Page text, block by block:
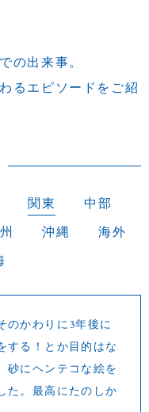
の出来事。
るエピソードをご紹
関東
中部
沖縄
海外
のかわりに3年後に
する！とか目的はな
砂にヘンテコな絵を
た。最高にたのしか